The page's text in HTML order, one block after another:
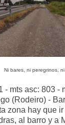
Ni bares, ni peregrinos,
- mts asc: 803 -
(Rodeiro) -
zona hay que
al barro y a